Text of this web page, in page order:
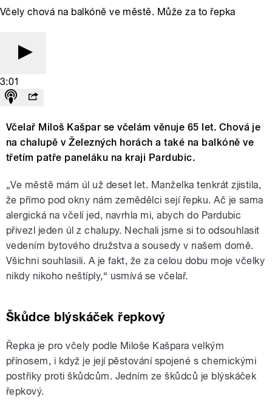
Včely chová na balkóně ve městě. Může za to řepka
3:01
Včelař Miloš Kašpar se včelám věnuje 65 let. Chová je
na chalupě v Železných horách a také na balkóně ve
třetím patře paneláku na kraji Pardubic.
„Ve městě mám úl už deset let. Manželka tenkrát zjistila,
že přímo pod okny nám zemědělci sejí řepku. Ač je sama
alergická na včelí jed, navrhla mi, abych do Pardubic
přivezl jeden úl z chalupy. Nechali jsme si to odsouhlasit
vedením bytového družstva a sousedy v našem domě.
Všichni souhlasili. A je fakt, že za celou dobu moje včelky
nikdy nikoho neštíply,“ usmívá se včelař.
Škůdce blýskáček řepkový
Řepka je pro včely podle Miloše Kašpara velkým
přínosem, i když je její pěstování spojené s chemickými
postřiky proti škůdcům. Jedním ze škůdců je blýskáček
řepkový.